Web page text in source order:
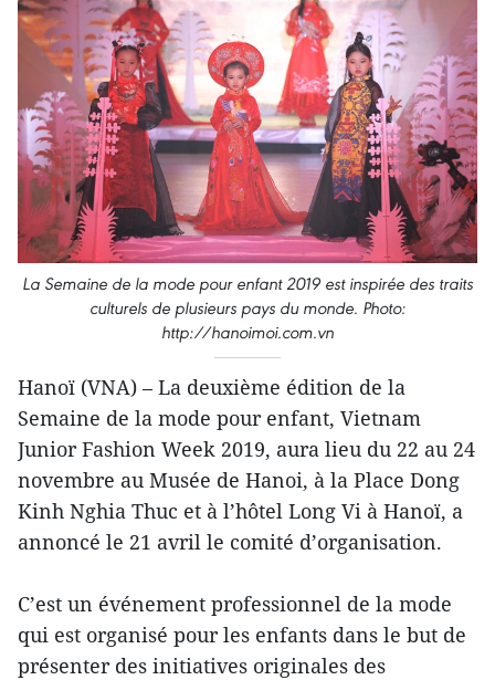
La Semaine de la mode pour enfant 2019 est inspirée des traits
culturels de plusieurs pays du monde. Photo:
http://hanoimoi.com.vn
Hanoï (VNA) – La deuxième édition de la
Semaine de la mode pour enfant, Vietnam
Junior Fashion Week 2019, aura lieu du 22 au 24
novembre au Musée de Hanoi, à la Place Dong
Kinh Nghia Thuc et à l’hôtel Long Vi à Hanoï, a
annoncé le 21 avril le comité d’organisation.
C’est un événement professionnel de la mode
qui est organisé pour les enfants dans le but de
présenter des initiatives originales des